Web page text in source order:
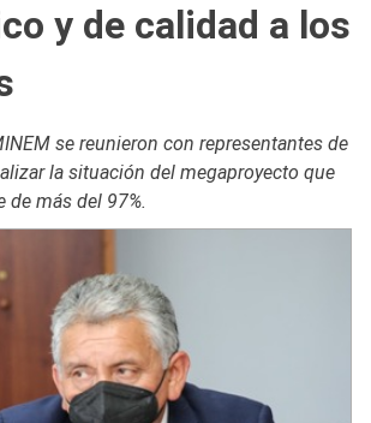
y de calidad a los
se reunieron con representantes de
la situación del megaproyecto que
de más del 97%.